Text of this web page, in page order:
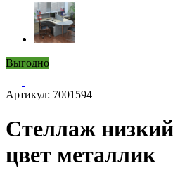
Выгодно
Артикул: 7001594
Стеллаж
цвет металлик